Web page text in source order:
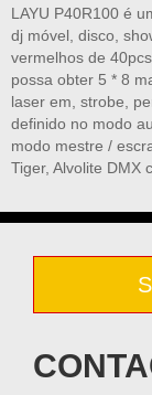
LAYU P40R100 é
dj móvel, disco,
vermelhos de
possa obter 5 * 8
laser em, strobe,
definido no modo
modo mestre /
Tiger, Alvolite DMX